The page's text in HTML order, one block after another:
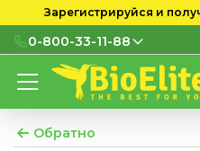
Зарегистрируйся и
0-800-33-11-88
0-800-33-11-88
мобильных номеров
Обратно